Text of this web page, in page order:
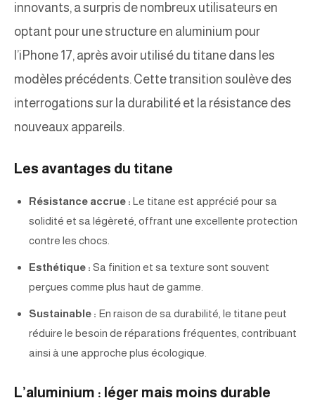
innovants, a surpris de nombreux utilisateurs en
optant pour une structure en aluminium pour
l’iPhone 17, après avoir utilisé du titane dans les
modèles précédents. Cette transition soulève des
interrogations sur la durabilité et la résistance des
nouveaux appareils.
Les avantages du titane
Résistance accrue : Le titane est apprécié pour sa
solidité et sa légèreté, offrant une excellente protection
contre les chocs.
Esthétique : Sa finition et sa texture sont souvent
perçues comme plus haut de gamme.
Sustainable : En raison de sa durabilité, le titane peut
réduire le besoin de réparations fréquentes, contribuant
ainsi à une approche plus écologique.
L’aluminium : léger mais moins durable